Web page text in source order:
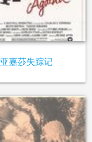
亚嘉莎失踪记